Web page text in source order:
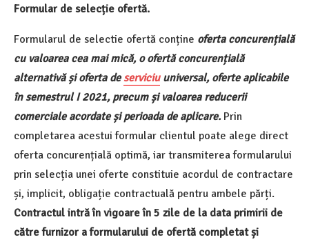
Formular de selecție ofertă.
Formularul de selectie ofertă conține oferta concurențială
cu valoarea cea mai mică, o ofertă concurențială
alternativă și oferta deserviciuuniversal, oferte aplicabile
în semestrul I 2021, precum și valoarea reducerii
comerciale acordate și perioada de aplicare.Prin
completarea acestui formular clientul poate alege direct
oferta concurențială optimă, iar transmiterea formularului
prin selecția unei oferte constituie acordul de contractare
și, implicit, obligație contractuală pentru ambele părți.
Contractul intră în vigoare în 5 zile de la data primirii de
către furnizor a formularului de ofertă completat și